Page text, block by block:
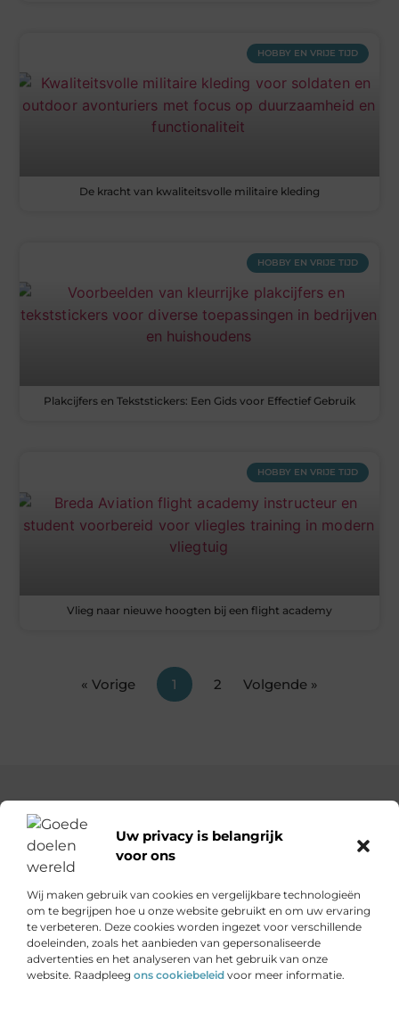
Uw privacy is belangrijk
voor ons
Wij maken gebruik van cookies en vergelijkbare technologieën
om te begrijpen hoe u onze website gebruikt en om uw ervaring
te verbeteren. Deze cookies worden ingezet voor verschillende
doeleinden, zoals het aanbieden van gepersonaliseerde
advertenties en het analyseren van het gebruik van onze
website. Raadpleeg ons cookiebeleid voor meer informatie.
HOBBY EN VRIJE TIJD
De kracht van kwaliteitsvolle militaire kleding
HOBBY EN VRIJE TIJD
Plakcijfers en Tekststickers: Een Gids voor Effectief Gebruik
HOBBY EN VRIJE TIJD
Vlieg naar nieuwe hoogten bij een flight academy
« Vorige 1 2 Volgende »
Goededoelenwereld.nl – Verhalen die inspireren, impact die
Ontdek een diverse verzameling blogs en artikelen over
initiatieven die de wereld een stukje beter maken.
Onze informatie